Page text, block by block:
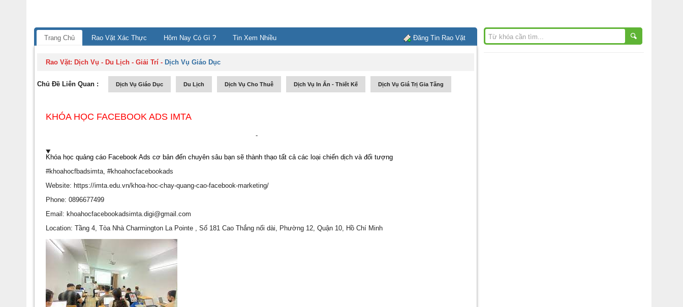
Trang Chủ Rao Vặt Xác Thực Hôm Nay Có Gì ? Tin Xem Nhiều Đăng Tin Rao Vặt
Rao Vặt: Dịch Vụ - Du Lịch - Giải Trí - Dịch Vụ Giáo Dục
Chủ Đề Liên Quan : Dịch Vụ Giáo Dục Du Lịch Dịch Vụ Cho Thuê Dịch Vụ In Ấn - Thiết Kế Dịch Vụ Giá Trị Gia Tăng
KHÓA HỌC FACEBOOK ADS IMTA
-
Khóa học quảng cáo Facebook Ads cơ bản đến chuyên sâu bạn sẽ thành thạo tất cả các loại chiến dịch và đối tượng
#khoahocfbadsimta, #khoahocfacebookads
Website: https://imta.edu.vn/khoa-hoc-chay-quang-cao-facebook-marketing/
Phone: 0896677499
Email: khoahocfacebookadsimta.digi@gmail.com
Location: Tầng 4, Tòa Nhà Charmington La Pointe , Số 181 Cao Thắng nối dài, Phường 12, Quận 10, Hồ Chí Minh